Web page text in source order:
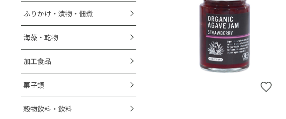
ふりかけ・漬物・佃煮
海藻・乾物
加工食品
菓子類
穀物飲料・飲料